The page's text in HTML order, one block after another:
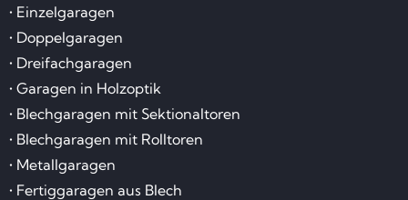
• Einzelgaragen
• Doppelgaragen
• Dreifachgaragen
• Garagen in Holzoptik
• Blechgaragen mit Sektionaltoren
• Blechgaragen mit Rolltoren
• Metallgaragen
• Fertiggaragen aus Blech